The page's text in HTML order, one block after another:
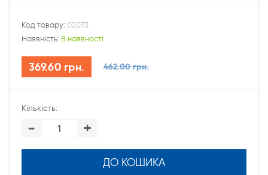
Код товару: 02073
Наявність: В наявності
369.60 грн. 462.00 грн.
Кількість:
- +
ДО КОШИКА